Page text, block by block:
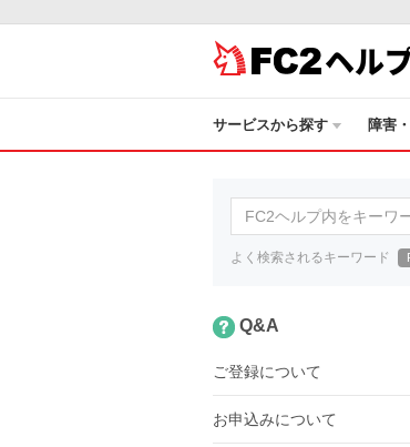
ヘル
サービスから探す 障害
よく検索されるキーワード
Q&A
ご登録について
お申込みについて